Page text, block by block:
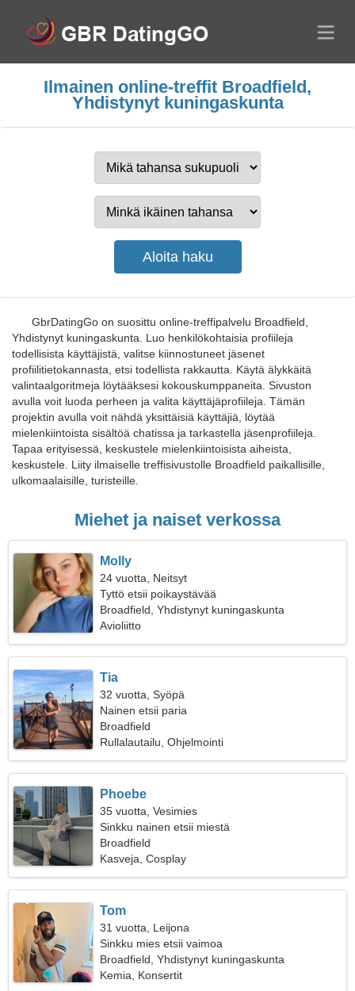
Ilmainen online-treffit Broadfield,
Yhdistynyt kuningaskunta
GbrDatingGo on suosittu online-treffipalvelu Broadfield,
Yhdistynyt kuningaskunta. Luo henkilökohtaisia profiileja
todellisista käyttäjistä, valitse kiinnostuneet jäsenet
profiilitietokannasta, etsi todellista rakkautta. Käytä älykkäitä
valintaalgoritmeja löytääksesi kokouskumppaneita. Sivuston
avulla voit luoda perheen ja valita käyttäjäprofiileja. Tämän
projektin avulla voit nähdä yksittäisiä käyttäjiä, löytää
mielenkiintoista sisältöä chatissa ja tarkastella jäsenprofiileja.
Tapaa erityisessä, keskustele mielenkiintoisista aiheista,
keskustele. Liity ilmaiselle treffisivustolle Broadfield paikallisille,
ulkomaalaisille, turisteille.
Miehet ja naiset verkossa
Molly
24 vuotta, Neitsyt
Tyttö etsii poikaystävää
Broadfield, Yhdistynyt kuningaskunta
Avioliitto
Tia
32 vuotta, Syöpä
Nainen etsii paria
Broadfield
Rullalautailu, Ohjelmointi
Phoebe
35 vuotta, Vesimies
Sinkku nainen etsii miestä
Broadfield
Kasveja, Cosplay
Tom
31 vuotta, Leijona
Sinkku mies etsii vaimoa
Broadfield, Yhdistynyt kuningaskunta
Kemia, Konsertit